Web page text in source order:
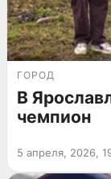
ГОРОД
В
чемпион
5 апреля, 2026,